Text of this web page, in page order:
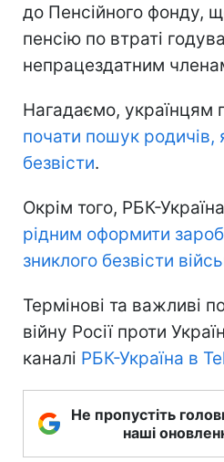
до Пенсійного фонду,
пенсію по втраті
непрацездатним членам
Нагадаємо, українцям
почати пошук родичів,
безвісти.
Окрім того, РБК-
рідним оформити
зниклого безвісти
Термінові та важливі
війну Росії проти
каналі РБК-Україна в
Не пропустіть
наші